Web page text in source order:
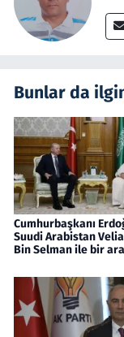
Bunlar da
Cumhurbaşkanı
Suudi Arabistan
Bin Selman ile bir